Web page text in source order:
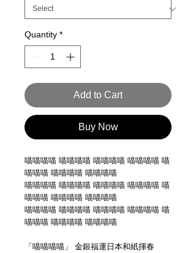
Quantity *
Add to Cart
Buy Now
喵喵喵喵 喵喵喵喵 喵喵喵喵 喵喵喵喵 喵
喵喵喵 喵喵喵喵 喵喵喵喵
喵喵喵喵 喵喵喵喵 喵喵喵喵 喵喵喵喵 喵
喵喵喵 喵喵喵喵 喵喵喵喵
喵喵喵喵 喵喵喵喵 喵喵喵喵 喵喵喵喵 喵
喵喵喵 喵喵喵喵 喵喵喵喵
「喵喵喵喵」 金銀福運日本和紙揮春